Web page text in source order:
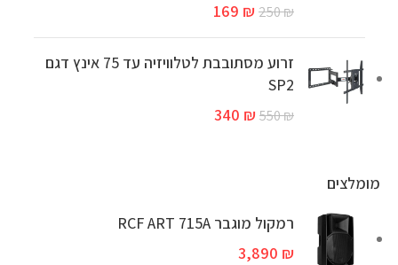
250₪
169 ₪
זרוע מסתובבת לטלוויזיה עד 75 אינץ דגם
SP2
550₪
340 ₪
מומלצים
רמקול מוגבר RCF ART 715A
3,890 ₪